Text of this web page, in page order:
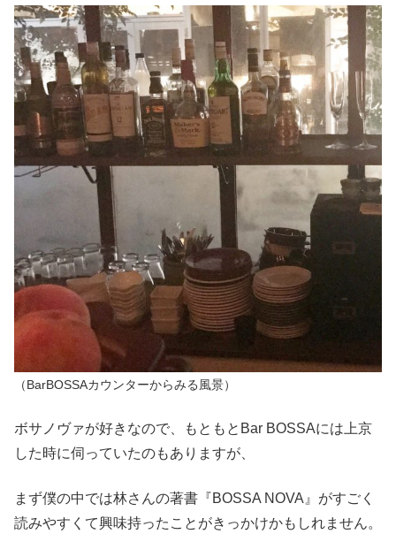
（BarBOSSAカウンターからみる風景）
ボサノヴァが好きなので、もともとBar BOSSAには上京
した時に伺っていたのもありますが、
まず僕の中では林さんの著書『BOSSA NOVA』がすごく
読みやすくて興味持ったことがきっかけかもしれません。